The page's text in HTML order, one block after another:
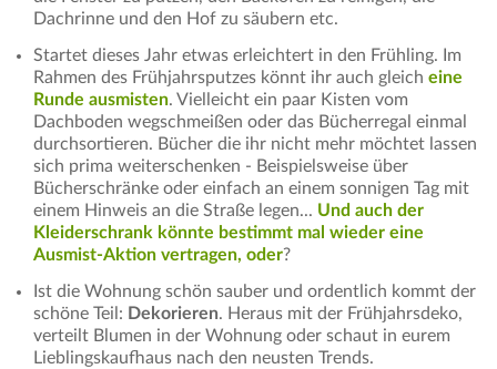
Dachrinne und den Hof zu säubern etc.
Startet dieses Jahr etwas erleichtert in den Frühling. Im
Rahmen des Frühjahrsputzes könnt ihr auch gleich eine
Runde ausmisten. Vielleicht ein paar Kisten vom
Dachboden wegschmeißen oder das Bücherregal einmal
durchsortieren. Bücher die ihr nicht mehr möchtet lassen
sich prima weiterschenken - Beispielsweise über
Bücherschränke oder einfach an einem sonnigen Tag mit
einem Hinweis an die Straße legen... Und auch der
Kleiderschrank könnte bestimmt mal wieder eine
Ausmist-Aktion vertragen, oder?
Ist die Wohnung schön sauber und ordentlich kommt der
schöne Teil: Dekorieren. Heraus mit der Frühjahrsdeko,
verteilt Blumen in der Wohnung oder schaut in eurem
Lieblingskaufhaus nach den neusten Trends.